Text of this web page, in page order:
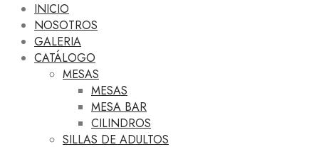
INICIO
NOSOTROS
GALERIA
CATÁLOGO
MESAS
MESAS
MESA BAR
CILINDROS
SILLAS DE ADULTOS